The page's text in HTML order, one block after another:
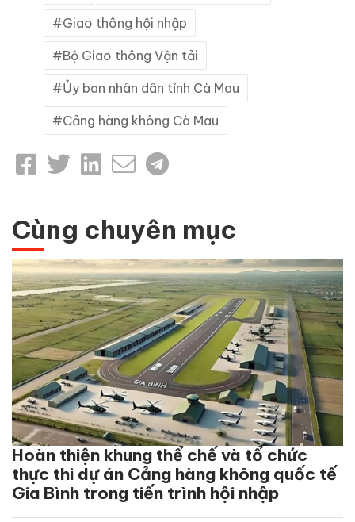
Giao thông hội nhập
Bộ Giao thông Vận tải
Ủy ban nhân dân tỉnh Cà Mau
Cảng hàng không Cà Mau
Cùng chuyên mục
Hoàn thiện khung thể chế và tổ chức
thực thi dự án Cảng hàng không quốc tế
Gia Bình trong tiến trình hội nhập